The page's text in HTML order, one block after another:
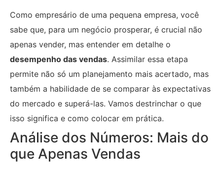
Como empresário de uma pequena empresa, você
sabe que, para um negócio prosperar, é crucial não
apenas vender, mas entender em detalhe o
desempenho das vendas. Assimilar essa etapa
permite não só um planejamento mais acertado, mas
também a habilidade de se comparar às expectativas
do mercado e superá-las. Vamos destrinchar o que
isso significa e como colocar em prática.
Análise dos Números: Mais do
que Apenas Vendas